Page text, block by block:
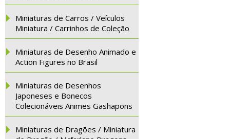
Miniaturas de Carros / Veículos
Miniatura / Carrinhos de Coleção
Miniaturas de Desenho Animado e
Action Figures no Brasil
Miniaturas de Desenhos
Japoneses e Bonecos
Colecionáveis Animes Gashapons
Miniaturas de Dragões / Miniatura